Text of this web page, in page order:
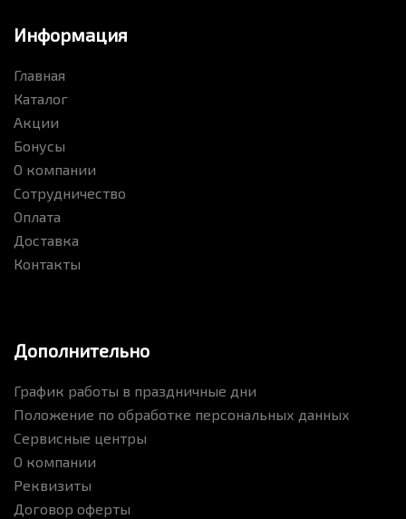
Информация
Главная
Каталог
Акции
Бонусы
О компании
Сотрудничество
Оплата
Доставка
Контакты
Дополнительно
График работы в праздничные дни
Положение по обработке персональных данных
Сервисные центры
О компании
Реквизиты
Договор оферты